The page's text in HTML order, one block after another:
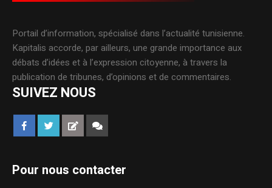
Portail d’information, spécialisé dans l’actualité tunisienne.
Kapitalis accorde, par ailleurs, une grande importance aux
débats d’idées et à l’expression citoyenne, à travers la
publication de tribunes, d’opinions et de commentaires.
SUIVEZ NOUS
Pour nous contacter